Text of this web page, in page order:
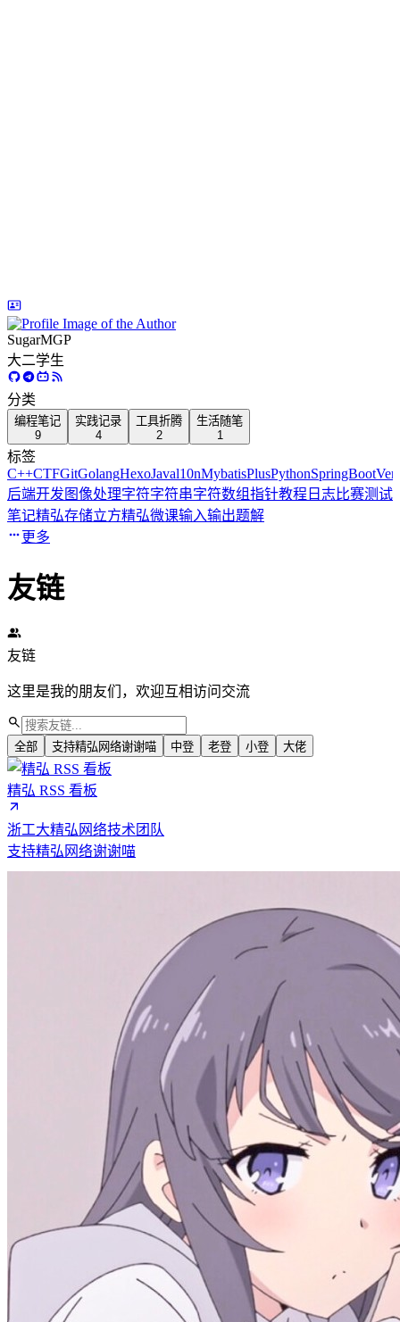
SugarMGP
大二学生
分类
编程笔记
9
实践记录
4
工具折腾
2
生活随笔
1
标签
C++CTFGitGolangHexoJaval10nMybatisPlusPythonSpringBoot
后端开发 图像处理字符字符串字符数组指针教程 日志比赛测试
笔记精弘存储立方精弘微课输入输出题解
更多
友链
友链
这里是我的朋友们，欢迎互相访问交流
全部 支持精弘网络谢谢喵 中登 老登 小登 大佬
精弘 RSS 看板
浙工大精弘网络技术团队
支持精弘网络谢谢喵